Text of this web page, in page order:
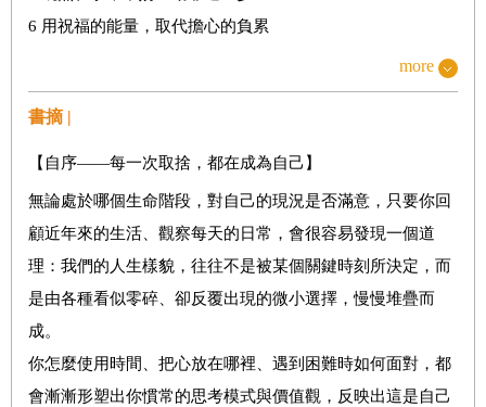
6 用祝福的能量，取代擔心的負累
8 和尚未必要賣了法拉利
9 悲傷是浮木，但也可能成為鉛塊
Part 2
人際關係親密或疏離，你可以有自己的界限
10 一份愧疚，變成了兩份遺憾
11 討厭鬼和濫好人，常會湊在一起
12 別用他人的故事，寫自己的劇本
13 怕慢的人，才會急著搶快
14 信任這件事，也要設定停損點
15 內心的渴望，是救命的繩索
more
書摘 |
【自序——每一次取捨，都在成為自己】
無論處於哪個生命階段，對自己的現況是否滿意，只要你回
顧近年來的生活、觀察每天的日常，會很容易發現一個道
理：我們的人生樣貌，往往不是被某個關鍵時刻所決定，而
是由各種看似零碎、卻反覆出現的微小選擇，慢慢堆疊而
成。
你怎麼使用時間、把心放在哪裡、遇到困難時如何面對，都
會漸漸形塑出你慣常的思考模式與價值觀，反映出這是自己